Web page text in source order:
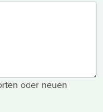
oder neuen